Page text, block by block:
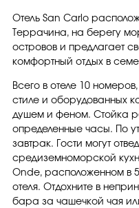
Отель San Carlo
Террачина, на берегу
островов и предлагает
комфортный отдых в
Всего в отеле 10
стиле и оборудованных
душем и феном. Стойка
определенные часы. По
завтрак. Гости могут
средиземноморской
Onde, расположенном в
отеля. Отдохните в
бара за чашечкой чая